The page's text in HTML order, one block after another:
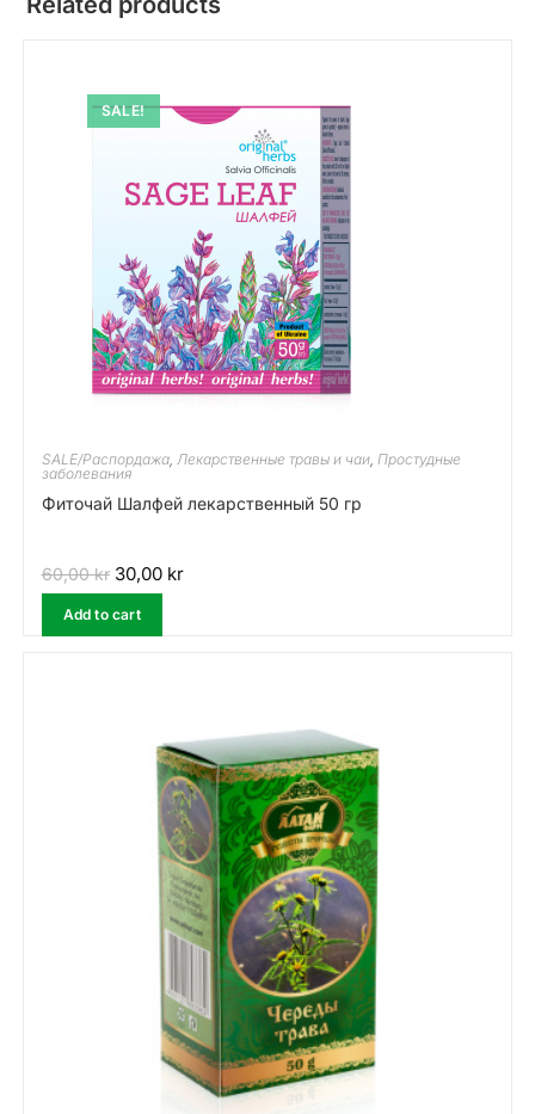
SALE!
SALE/Распордажа, Лекарственные травы и чаи, Простудные
заболевания
Фиточай Шалфей лекарственный 50 гр
60,00kr 30,00 kr
Add to cart